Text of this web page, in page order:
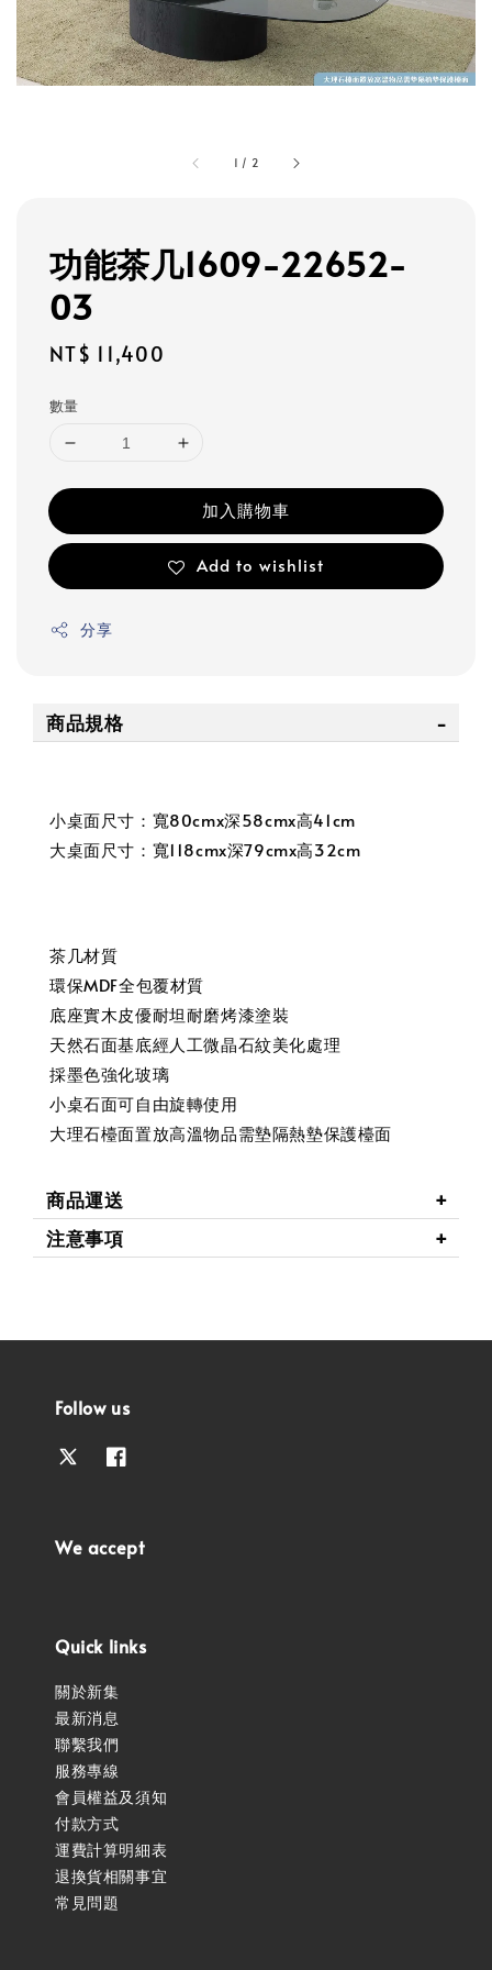
1 / 2
功能茶几1609-22652-
03
Regular
NT$ 11,400
數量
加入購物車
Add to wishlist
分享
商品規格
小桌面尺寸：寬80cmx深58cmx高41cm
大桌面尺寸：寬118cmx深79cmx高32cm
茶几材質
環保MDF全包覆材質
底座實木皮優耐坦耐磨烤漆塗裝
天然石面基底經人工微晶石紋美化處理
採墨色強化玻璃
小桌石面可自由旋轉使用
大理石檯面置放高溫物品需墊隔熱墊保護檯面
商品運送
注意事項
Follow us
We accept
Quick links
關於新集
最新消息
聯繫我們
服務專線
會員權益及須知
付款方式
運費計算明細表
退換貨相關事宜
常見問題